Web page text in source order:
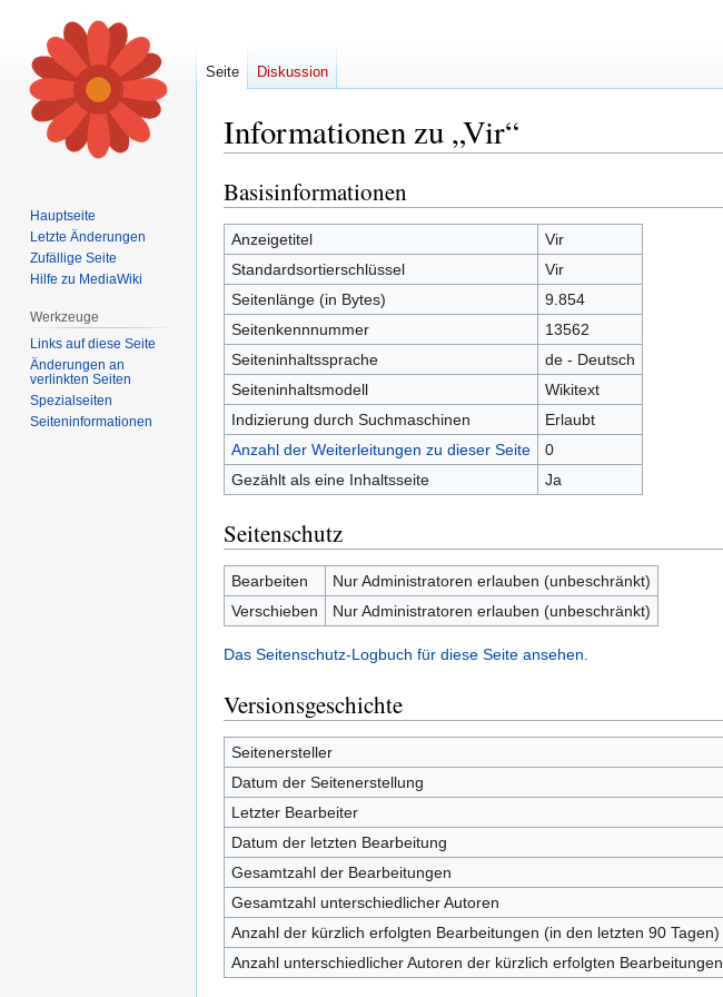
Informationen zu „Vir“
Zur
Navigation
springen
Zur
Suche
springen
Basisinformationen
Anzeigetitel
Vir
Standardsortierschlüssel
Vir
Seitenlänge (in Bytes)
9.854
Seitenkennnummer
13562
Seiteninhaltssprache
de - Deutsch
Seiteninhaltsmodell
Wikitext
Indizierung durch Suchmaschinen
Erlaubt
Anzahl der Weiterleitungen zu dieser Seite
0
Gezählt als eine Inhaltsseite
Ja
Seitenschutz
Bearbeiten
Nur Administratoren erlauben (unbeschränkt)
Verschieben
Nur Administratoren erlauben (unbeschränkt)
Das Seitenschutz-Logbuch für diese Seite ansehen.
Versionsgeschichte
Seitenersteller
Datum der Seitenerstellung
Letzter Bearbeiter
Datum der letzten Bearbeitung
Gesamtzahl der Bearbeitungen
Gesamtzahl unterschiedlicher Autoren
Anzahl der kürzlich erfolgten Bearbeitungen (in den letzten 90 Tagen)
Anzahl unterschiedlicher Autoren der kürzlich erfolgten Bearbeitungen
Seite Diskussion
Hauptseite
Letzte Änderungen
Zufällige Seite
Hilfe zu MediaWiki
Werkzeuge
Links auf diese Seite
Änderungen an
verlinkten Seiten
Spezialseiten
Seiten­informationen